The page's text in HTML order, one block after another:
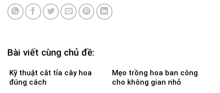
Bài viết cùng chủ đề:
Kỹ thuật cắt tỉa cây hoa
đúng cách
Mẹo trồng hoa ban công
cho không gian nhỏ